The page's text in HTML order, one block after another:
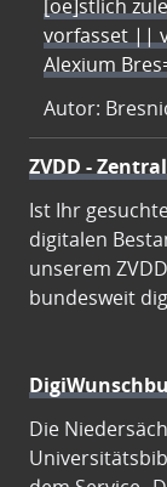
[oe]stlich
vorfasset ||
Alexium
Autor:
ZVDD -
Ist Ihr
digitalen
unserem
bundesweit
Die